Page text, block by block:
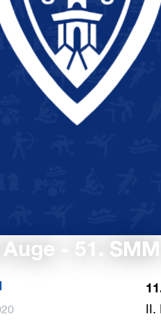
- 51.
II.